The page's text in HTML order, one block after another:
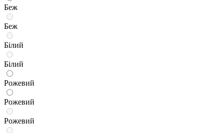
Беж
Беж
Білий
Білий
Рожевий
Рожевий
Рожевий